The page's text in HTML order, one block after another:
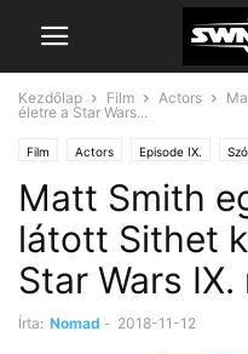
Kezdőlap Film Actors
életre a Star Wars...
Film Actors Episode IX.
Matt Smith
látott Sithet
Star Wars
Írta: Nomad - 2018-11-12